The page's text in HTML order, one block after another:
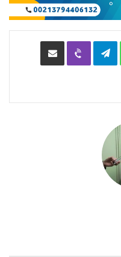
WhatsApp
Telegram
Viber مشاركة عبر البريد